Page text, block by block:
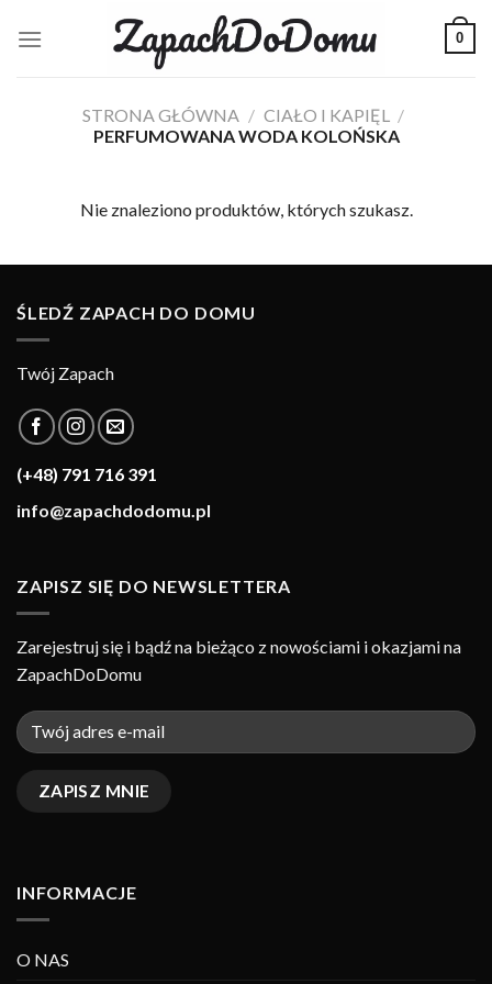
0
STRONA GŁÓWNA / CIAŁO I KAPIĘL /
PERFUMOWANA WODA KOLOŃSKA
Nie znaleziono produktów, których szukasz.
ŚLEDŹ ZAPACH DO DOMU
Twój Zapach
(+48) 791 716 391
info@zapachdodomu.pl
ZAPISZ SIĘ DO NEWSLETTERA
Zarejestruj się i bądź na bieżąco z nowościami i okazjami na
ZapachDoDomu
INFORMACJE
O NAS